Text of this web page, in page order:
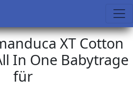
XT Cotton
In One Babytrage
für